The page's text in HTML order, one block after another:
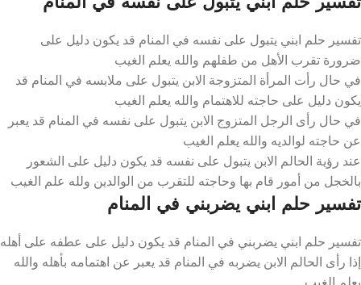
تفسير حلم ابني يتبول على نفسه في المنام قد يكون دليل على
ضرورة تقرب الأهل من طفلهم والله يعلم الغيب
في حال رأت المرأة المتزوجة الابن يتبول على ملابسه في المنام قد
يكون دليل على حاجته للاهتمام والله يعلم الغيب
في حال رأى الرجل المتزوج الابن يتبول على نفسه في المنام قد يعبر
عن حاجته لوالديه والله يعلم الغيب
عند رؤية الحالم الابن يتبول على نفسه قد يكون دليل على الشعور
بالخجل من أمور قام بها وحاجته للتقرب من الوالدين ولله علم الغيب
تفسير حلم ابني يضربني في المنام
تفسير حلم ابني يضربني في المنام قد يكون دليل على عطفه على أهله
إذا رأى الحالم الابن يضربه في المنام قد يعبر عن اهتمامه بأهله والله
يعلم الغيب